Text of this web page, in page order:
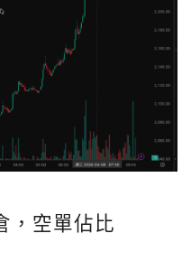
，空單佔比